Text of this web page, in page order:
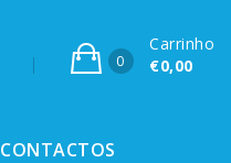
0
Carrinho
€0,00
CONTACTOS